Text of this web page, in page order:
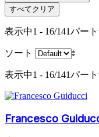
すべてクリア
表示中1 - 16/141パー
ソート
表示中1 - 16/141パー
Francesco